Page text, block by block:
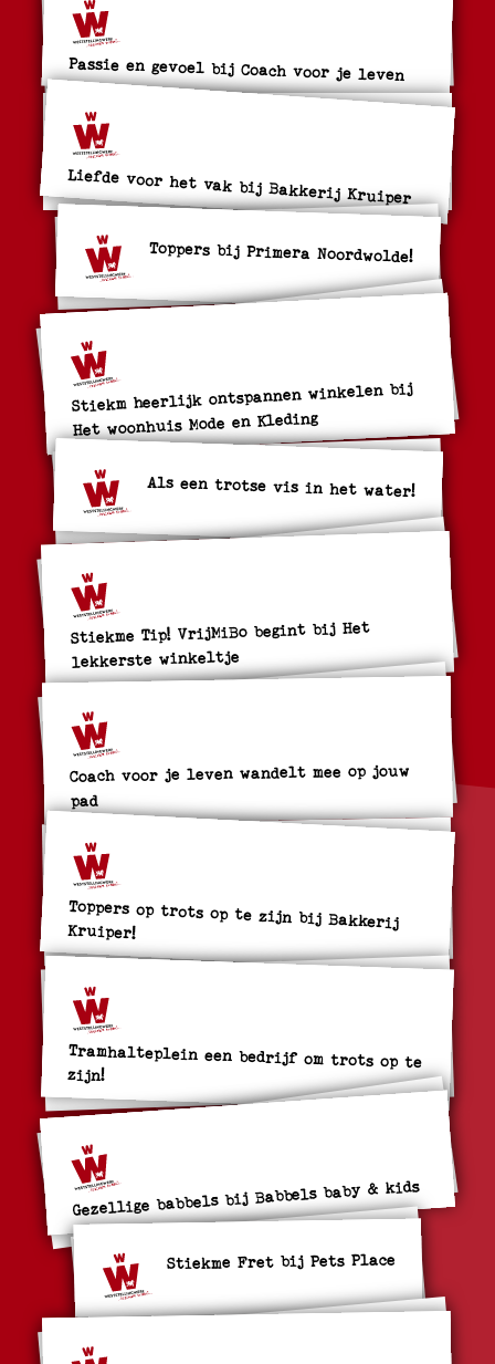
Passie en gevoel bij Coach voor je leven
Liefde voor het vak bij Bakkerij Kruiper
Toppers bij Primera Noordwolde!
Stiekm heerlijk ontspannen winkelen bij
Het woonhuis Mode en Kleding
Als een trotse vis in het water!
Stiekme Tip! VrijMiBo begint bij Het
lekkerste winkeltje
Coach voor je leven wandelt mee op jouw
pad
Toppers op trots op te zijn bij Bakkerij
Kruiper!
Tramhalteplein een bedrijf om trots op te
zijn!
Gezellige babbels bij Babbels baby & kids
Stiekme Fret bij Pets Place